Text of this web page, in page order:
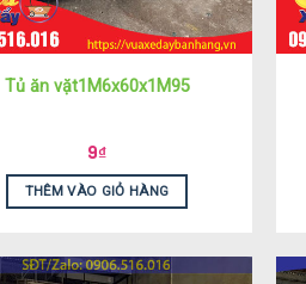
Tủ ăn vặt1M6x60x1M95
9₫
THÊM VÀO GIỎ HÀNG